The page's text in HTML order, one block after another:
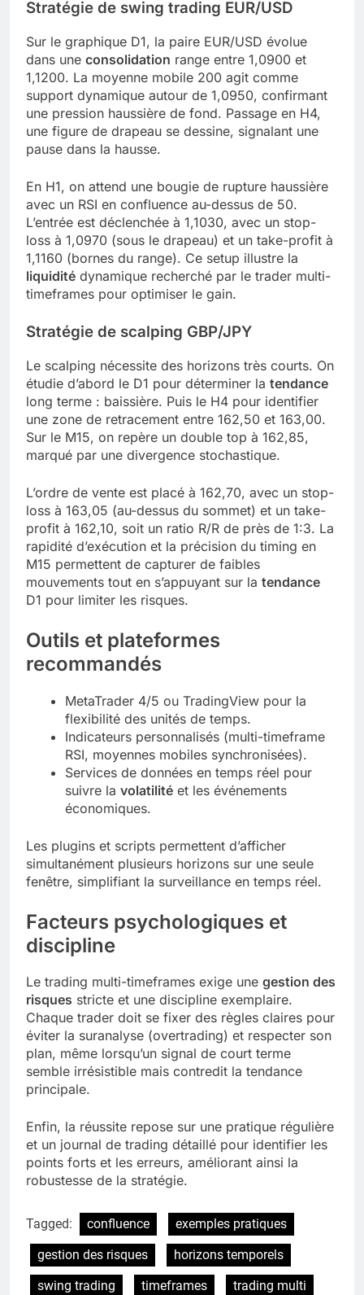
Stratégie de swing trading EUR/USD
Sur le graphique D1, la paire EUR/USD évolue
dans une consolidation range entre 1,0900 et
1,1200. La moyenne mobile 200 agit comme
support dynamique autour de 1,0950, confirmant
une pression haussière de fond. Passage en H4,
une figure de drapeau se dessine, signalant une
pause dans la hausse.
En H1, on attend une bougie de rupture haussière
avec un RSI en confluence au-dessus de 50.
L’entrée est déclenchée à 1,1030, avec un stop-
loss à 1,0970 (sous le drapeau) et un take-profit à
1,1160 (bornes du range). Ce setup illustre la
liquidité dynamique recherché par le trader multi-
timeframes pour optimiser le gain.
Stratégie de scalping GBP/JPY
Le scalping nécessite des horizons très courts. On
étudie d’abord le D1 pour déterminer la tendance
long terme : baissière. Puis le H4 pour identifier
une zone de retracement entre 162,50 et 163,00.
Sur le M15, on repère un double top à 162,85,
marqué par une divergence stochastique.
L’ordre de vente est placé à 162,70, avec un stop-
loss à 163,05 (au-dessus du sommet) et un take-
profit à 162,10, soit un ratio R/R de près de 1:3. La
rapidité d’exécution et la précision du timing en
M15 permettent de capturer de faibles
mouvements tout en s’appuyant sur la tendance
D1 pour limiter les risques.
Outils et plateformes
recommandés
MetaTrader 4/5 ou TradingView pour la
flexibilité des unités de temps.
Indicateurs personnalisés (multi-timeframe
RSI, moyennes mobiles synchronisées).
Services de données en temps réel pour
suivre la volatilité et les événements
économiques.
Les plugins et scripts permettent d’afficher
simultanément plusieurs horizons sur une seule
fenêtre, simplifiant la surveillance en temps réel.
Facteurs psychologiques et
discipline
Le trading multi-timeframes exige une gestion des
risques stricte et une discipline exemplaire.
Chaque trader doit se fixer des règles claires pour
éviter la suranalyse (overtrading) et respecter son
plan, même lorsqu’un signal de court terme
semble irrésistible mais contredit la tendance
principale.
Enfin, la réussite repose sur une pratique régulière
et un journal de trading détaillé pour identifier les
points forts et les erreurs, améliorant ainsi la
robustesse de la stratégie.
Tagged: confluence
exemples pratiques
gestion des risques
horizons temporels
swing trading
timeframes trading multi